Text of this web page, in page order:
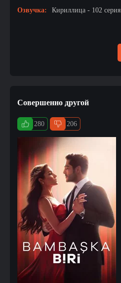
Озвучка:
Кириллица - 102 серия
Совершенно другой
280 206